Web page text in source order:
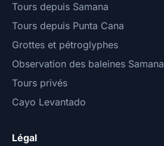
Tours depuis Samana
Tours depuis Punta Cana
Grottes et pétroglyphes
Observation des baleines Samana
Tours privés
Cayo Levantado
Légal